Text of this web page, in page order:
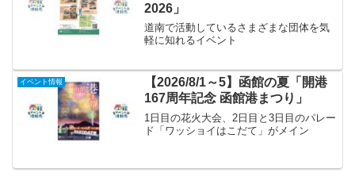
2026」
道南で活動しているさまざまな団体を気
軽に知れるイベント
イベント情報
【2026/8/1～5】函館の夏「開港
167周年記念 函館港まつり」
1日目の花火大会、2日目と3日目のパレー
ド「ワッショイはこだて」がメイン